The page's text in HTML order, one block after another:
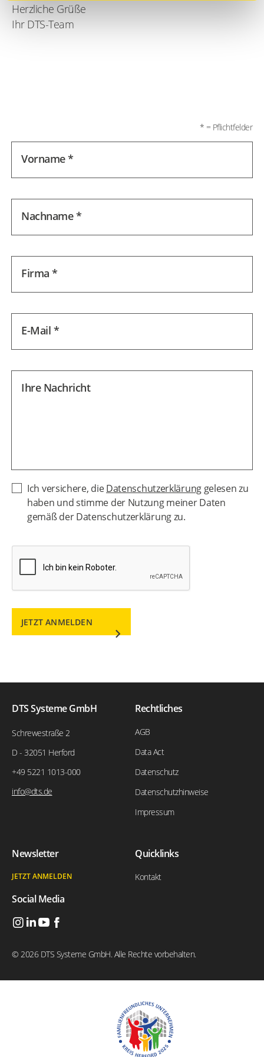
Herzliche Grüße
Ihr DTS-Team
* = Pflichtfelder
Vorname *
Nachname *
Firma *
E-Mail *
Ihre Nachricht
Ich versichere, dieDatenschutzerklärunggelesen zu
haben und stimme der Nutzung meiner Daten
gemäß der Datenschutzerklärung zu.
JETZT ANMELDEN
DTS Systeme GmbH
Schrewestraße 2
D - 32051 Herford
+49 5221 1013-000
info@dts.de
Rechtliches
AGB
Data Act
Datenschutz
Datenschutzhinweise
Impressum
Newsletter
JETZT ANMELDEN
Social Media
Quicklinks
Kontakt
© 2026 DTS Systeme GmbH. Alle Rechte vorbehalten.